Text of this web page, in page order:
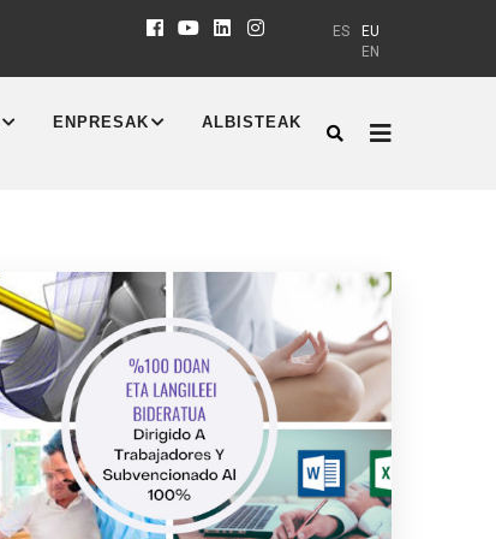
EU
ES
EN
ENPRESAK ALBISTEAK